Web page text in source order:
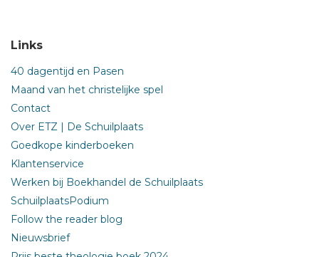
Links
40 dagentijd en Pasen
Maand van het christelijke spel
Contact
Over ETZ | De Schuilplaats
Goedkope kinderboeken
Klantenservice
Werken bij Boekhandel de Schuilplaats
SchuilplaatsPodium
Follow the reader blog
Nieuwsbrief